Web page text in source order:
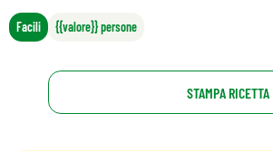
Facili {{valore}} persone
STAMPA RICETTA